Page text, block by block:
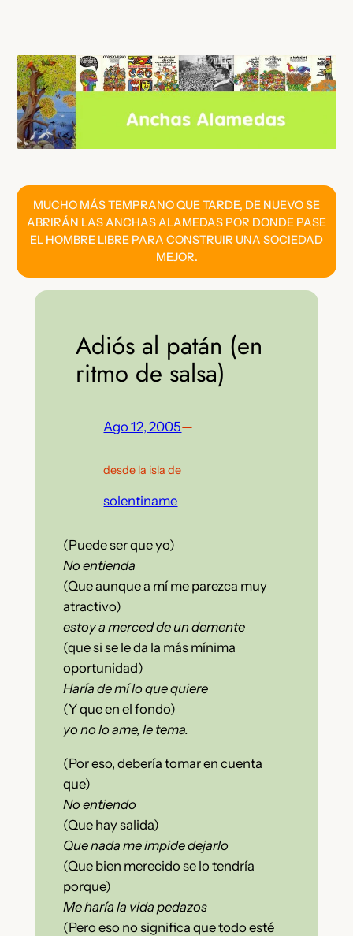
contenido
MUCHO MÁS TEMPRANO QUE TARDE, DE NUEVO SE
ABRIRÁN LAS ANCHAS ALAMEDAS POR DONDE PASE
EL HOMBRE LIBRE PARA CONSTRUIR UNA SOCIEDAD
MEJOR.
Adiós al patán (en
ritmo de salsa)
Ago 12, 2005—
desde la isla de
solentiname
(Puede ser que yo)
No entienda
(Que aunque a mí me parezca muy
atractivo)
estoy a merced de un demente
(que si se le da la más mínima
oportunidad)
Haría de mí lo que quiere
(Y que en el fondo)
yo no lo ame, le tema.
(Por eso, debería tomar en cuenta
que)
No entiendo
(Que hay salida)
Que nada me impide dejarlo
(Que bien merecido se lo tendría
porque)
Me haría la vida pedazos
(Pero eso no significa que todo esté